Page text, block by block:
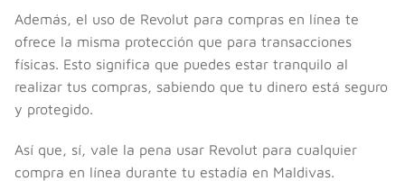
Además, el uso de Revolut para compras en línea te
ofrece la misma protección que para transacciones
físicas. Esto significa que puedes estar tranquilo al
realizar tus compras, sabiendo que tu dinero está seguro
y protegido.
Así que, sí, vale la pena usar Revolut para cualquier
compra en línea durante tu estadía en Maldivas.